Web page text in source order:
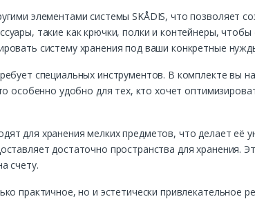
элементами системы SKÅDIS, что позволяет
такие как крючки, полки и контейнеры,
систему хранения под ваши конкретные
специальных инструментов. В комплекте вы
особенно удобно для тех, кто хочет
для хранения мелких предметов, что делает
достаточно пространства для хранения.
счету.
практичное, но и эстетически привлекательное